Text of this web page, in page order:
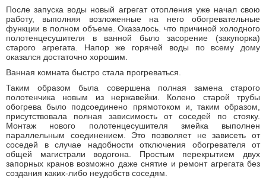
После запуска воды новый агрегат отопления уже начал свою
работу, выполняя возложенные на него обогревательные
функции в полном объеме. Оказалось. что причиной холодного
полотенцесушителя в ванной было засорение (закупорка)
старого агрегата. Напор же горячей воды по всему дому
оказался достаточно хорошим.
Ванная комната быстро стала прогреваться.
Таким образом была совершена полная замена старого
полотенчика новым из нержавейки. Колено старой трубы
обогрева было подсоединено прямотоком и, таким образом,
присутствовала полная зависимость от соседей по стояку.
Монтаж нового полотенцесушителя змейка выполнен
параллельным соединением. Это позволяет не зависеть от
соседей в случае надобности отключения обогревателя от
общей магистрали водогона. Простым перекрытием двух
запорных кранов возможно даже снятие и ремонт агрегата без
создания каких-либо неудобств соседям.